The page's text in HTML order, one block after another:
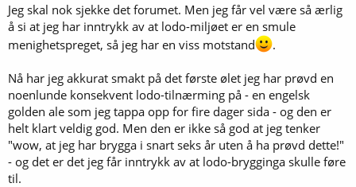
Jeg skal nok sjekke det forumet. Men jeg får vel være så ærlig
å si at jeg har inntrykk av at lodo-miljøet er en smule
menighetspreget, så jeg har en viss motstand
.
Nå har jeg akkurat smakt på det første ølet jeg har prøvd en
noenlunde konsekvent lodo-tilnærming på - en engelsk
golden ale som jeg tappa opp for fire dager sida - og den er
helt klart veldig god. Men den er ikke så god at jeg tenker
"wow, at jeg har brygga i snart seks år uten å ha prøvd dette!"
- og det er det jeg får inntrykk av at lodo-brygginga skulle føre
til.